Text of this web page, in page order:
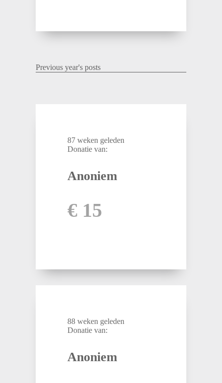
Previous year's posts
87 weken geleden
Donatie van:
Anoniem
€ 15
88 weken geleden
Donatie van:
Anoniem